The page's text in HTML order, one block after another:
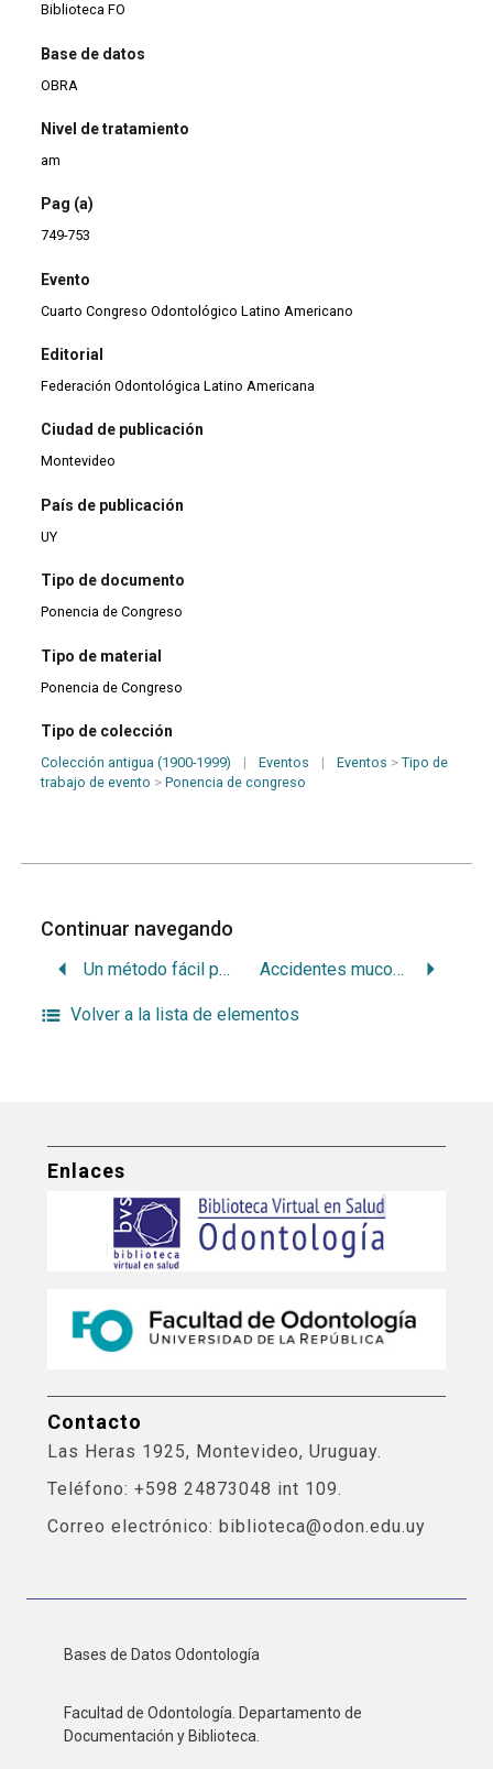
Biblioteca FO
Base de datos
OBRA
Nivel de tratamiento
am
Pag (a)
749-753
Evento
Cuarto Congreso Odontológico Latino Americano
Editorial
Federación Odontológica Latino Americana
Ciudad de publicación
Montevideo
País de publicación
UY
Tipo de documento
Ponencia de Congreso
Tipo de material
Ponencia de Congreso
Tipo de colección
Colección antigua (1900-1999) | Eventos | Eventos >Tipo de
trabajo de evento >Ponencia de congreso
Continuar navegando
Un método fácil para la coloración de huesos y dientes Accidentes mucosos de la auroterapia: estomatitis áuricas
Volver a la lista de elementos
Enlaces
Contacto
Las Heras 1925, Montevideo, Uruguay.
Teléfono: +598 24873048 int 109.
Correo electrónico: biblioteca@odon.edu.uy
Bases de Datos Odontología
Facultad de Odontología. Departamento de
Documentación y Biblioteca.